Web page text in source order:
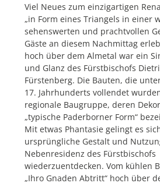
Viel Neues zum einzigartigen
„in Form eines Triangels in einer
sehenswerten und prachtvollen
Gäste an diesem Nachmittag
hoch über dem Almetal war ein
und Glanz des Fürstbischofs
Fürstenberg. Die Bauten, die
17. Jahrhunderts vollendet
regionale Baugruppe, deren
„typische Paderborner Form“
Mit etwas Phantasie gelingt es
ursprüngliche Gestalt und
Nebenresidenz des Fürstbischofs
wiederzuentdecken. Vom kühlen
„Ihro Gnaden Abtritt“ hoch über